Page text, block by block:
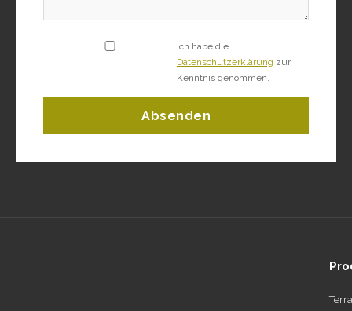
Ich habe die
Datenschutzerklärung zur
Kenntnis genommen.
Absenden